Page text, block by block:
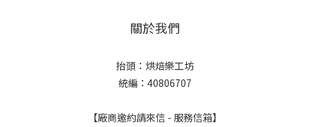
關於我們
抬頭：烘焙樂工坊
統編：40806707
【廠商邀約請來信 - 服務信箱】